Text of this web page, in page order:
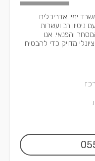
ימין אדריכלים
ניסיון רב ועשרות
והפנאי. אנו
מדויק כדי להבטיח